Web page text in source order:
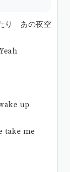
り あの夜空
up
take me